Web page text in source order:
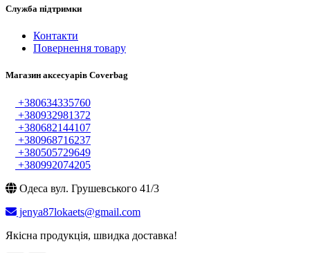
Служба підтримки
Контакти
Повернення товару
Магазин аксесуарів Coverbag
+380634335760
+380932981372
+380682144107
+380968716237
+380505729649
+380992074205
Одеса вул. Грушевського 41/3
jenya87lokaets@gmail.com
Якісна продукція, швидка доставка!